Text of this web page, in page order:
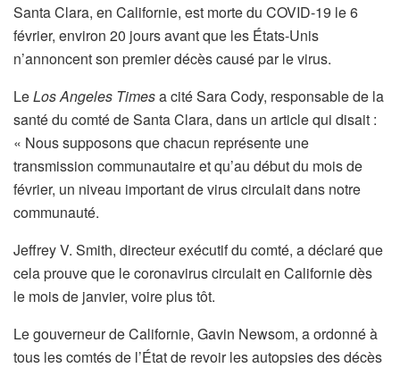
Santa Clara, en Californie, est morte du COVID-19 le 6
février, environ 20 jours avant que les États-Unis
n’annoncent son premier décès causé par le virus.
LeLos Angeles Timesa cité Sara Cody, responsable de la
santé du comté de Santa Clara, dans un article qui disait :
« Nous supposons que chacun représente une
transmission communautaire et qu’au début du mois de
février, un niveau important de virus circulait dans notre
communauté.
Jeffrey V. Smith, directeur exécutif du comté, a déclaré que
cela prouve que le coronavirus circulait en Californie dès
le mois de janvier, voire plus tôt.
Le gouverneur de Californie, Gavin Newsom, a ordonné à
tous les comtés de l’État de revoir les autopsies des décès